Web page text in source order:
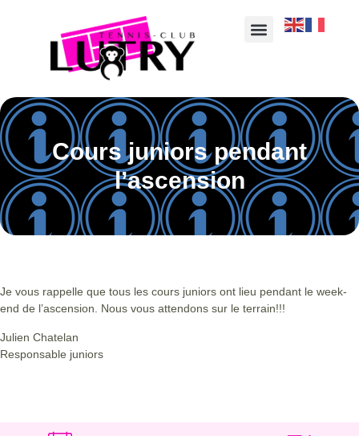
Cours juniors pendant
l’ascension
Je vous rappelle que tous les cours juniors ont lieu pendant le week-
end de l’ascension. Nous vous attendons sur le terrain!!!
Julien Chatelan
Responsable juniors